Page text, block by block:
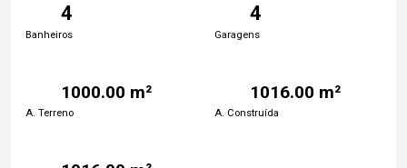
4
Banheiros
4
Garagens
1000.00 m²
A. Terreno
1016.00 m²
A. Construída